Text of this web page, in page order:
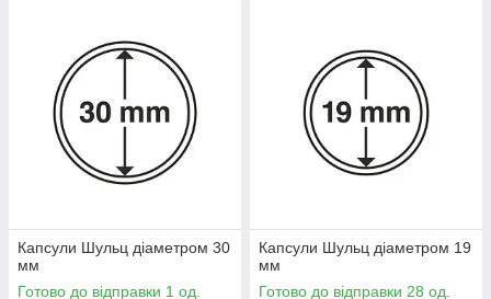
Капсули Шульц діаметром 30
мм
Готово до відправки 1 од.
Капсули Шульц діаметром 19
мм
Готово до відправки 28 од.